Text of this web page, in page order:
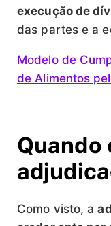
execução de
das partes e a
Modelo de
de Alimentos
Quando
Como visto, a